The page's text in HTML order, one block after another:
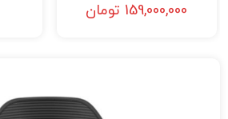
159,000,000 تومان